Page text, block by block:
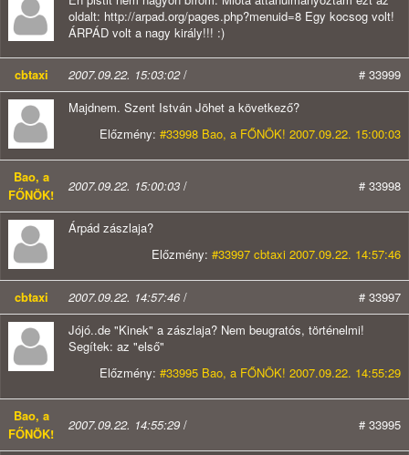
oldalt: http://arpad.org/pages.php?menuid=8 Egy kocsog volt!
ÁRPÁD volt a nagy király!!! :)
cbtaxi 2007.09.22. 15:03:02/
# 33999
Majdnem. Szent István Jöhet a következő?
Előzmény: #33998 Bao, a FŐNÖK! 2007.09.22. 15:00:03
Bao, a
FŐNÖK!
2007.09.22. 15:00:03 / # 33998
Árpád zászlaja?
Előzmény: #33997 cbtaxi 2007.09.22. 14:57:46
cbtaxi 2007.09.22. 14:57:46/
# 33997
Jójó..de "Kinek" a zászlaja? Nem beugratós, történelmi!
Segítek: az "első"
Előzmény: #33995 Bao, a FŐNÖK! 2007.09.22. 14:55:29
Bao, a
FŐNÖK!
2007.09.22. 14:55:29 / # 33995